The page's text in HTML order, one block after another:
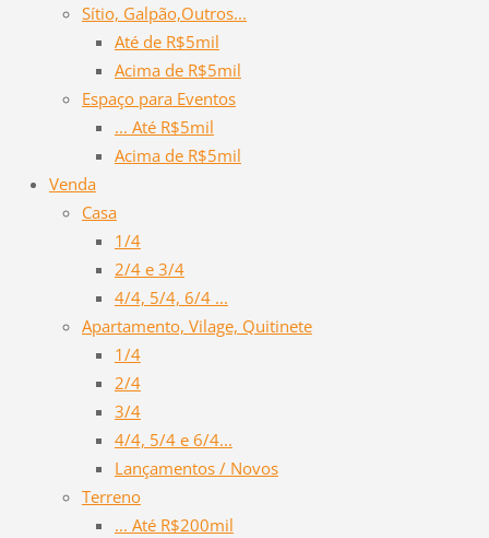
Sítio, Galpão,Outros...
Até de R$5mil
Acima de R$5mil
Espaço para Eventos
... Até R$5mil
Acima de R$5mil
Venda
Casa
1/4
2/4 e 3/4
4/4, 5/4, 6/4 ...
Apartamento, Vilage, Quitinete
1/4
2/4
3/4
4/4, 5/4 e 6/4...
Lançamentos / Novos
Terreno
... Até R$200mil